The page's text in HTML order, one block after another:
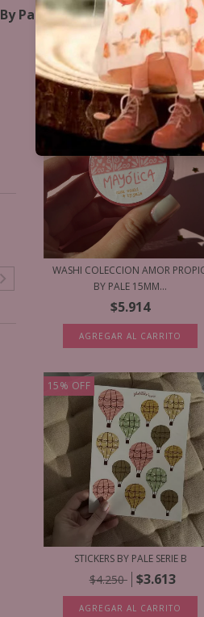
By Pale
WASHI COLECCION AMOR
BY PALE 15MM...
$5.914
AGREGAR AL CARRITO
15% OFF
STICKERS BY PALE SERIE B
$4.250 $3.613
AGREGAR AL CARRITO